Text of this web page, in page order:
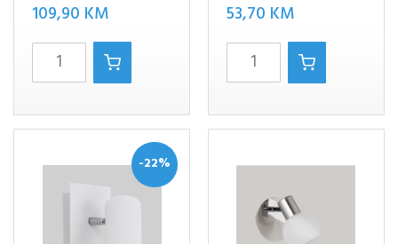
109,90 KM
MARLEY/4
BIJELO
količina
53,70 KM
Marley/2
bijelo
količina
-22%